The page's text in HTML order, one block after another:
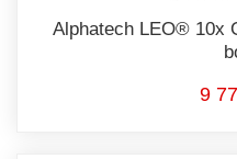
Alphatech LEO® 10x
9